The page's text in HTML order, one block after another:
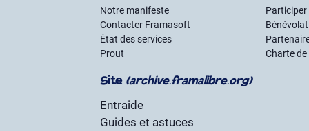
Notre manifeste
Contacter Framasoft
État des services
Prout
Participer
Charte
Site (archive.framalibre.org)
Entraide
Guides et astuces